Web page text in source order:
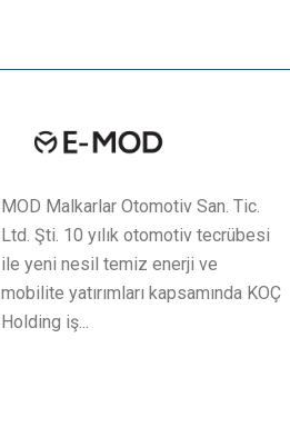
MOD Malkarlar Otomotiv San. Tic.
Ltd. Şti. 10 yılık otomotiv tecrübesi
ile yeni nesil temiz enerji ve
mobilite yatırımları kapsamında KOÇ
Holding iş...